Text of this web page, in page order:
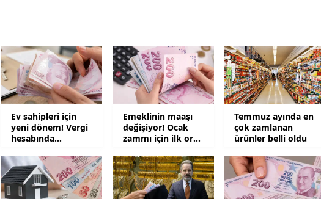
Şanlıurfa
Uşak
Van
Yozgat
Zonguldak
Aksaray
Ev sahipleri için
yeni dönem! Vergi
hesabında
Emeklinin maaşı
değişiyor! Ocak
zammı için ilk oran
Temmuz ayında en
çok zamlanan
ürünler belli oldu